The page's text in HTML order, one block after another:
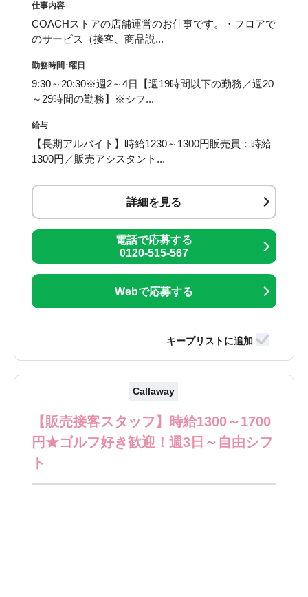
仕事内容
COACHストアの店舗運営のお仕事です。・フロアで
のサービス（接客、商品説...
勤務時間･曜日
9:30～20:30※週2～4日【週19時間以下の勤務／週20
～29時間の勤務】※シフ...
給与
【長期アルバイト】時給1230～1300円販売員：時給
1300円／販売アシスタント...
詳細を見る
電話で応募する
0120-515-567
Webで応募する
Callaway
【販売接客スタッフ】時給1300～1700
円★ゴルフ好き歓迎！週3日～自由シフ
ト